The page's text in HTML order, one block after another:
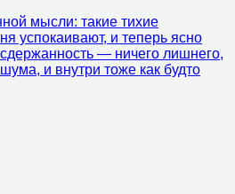
мысли: такие тихие
успокаивают, и теперь ясно
— ничего лишнего,
и внутри тоже как будто